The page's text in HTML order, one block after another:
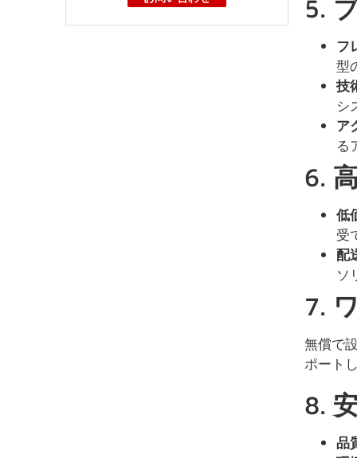
5.
フ
型
技
シ
ア
る
6.
低
受
配
ソ
7.
無償で
ポート
8.
品